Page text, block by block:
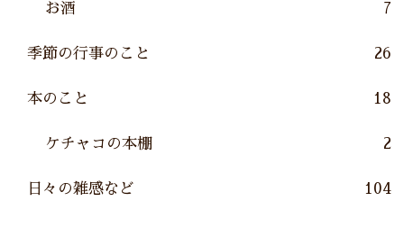
お酒 7
季節の行事のこと 26
本のこと 18
ケチャコの本棚 2
日々の雑感など 104